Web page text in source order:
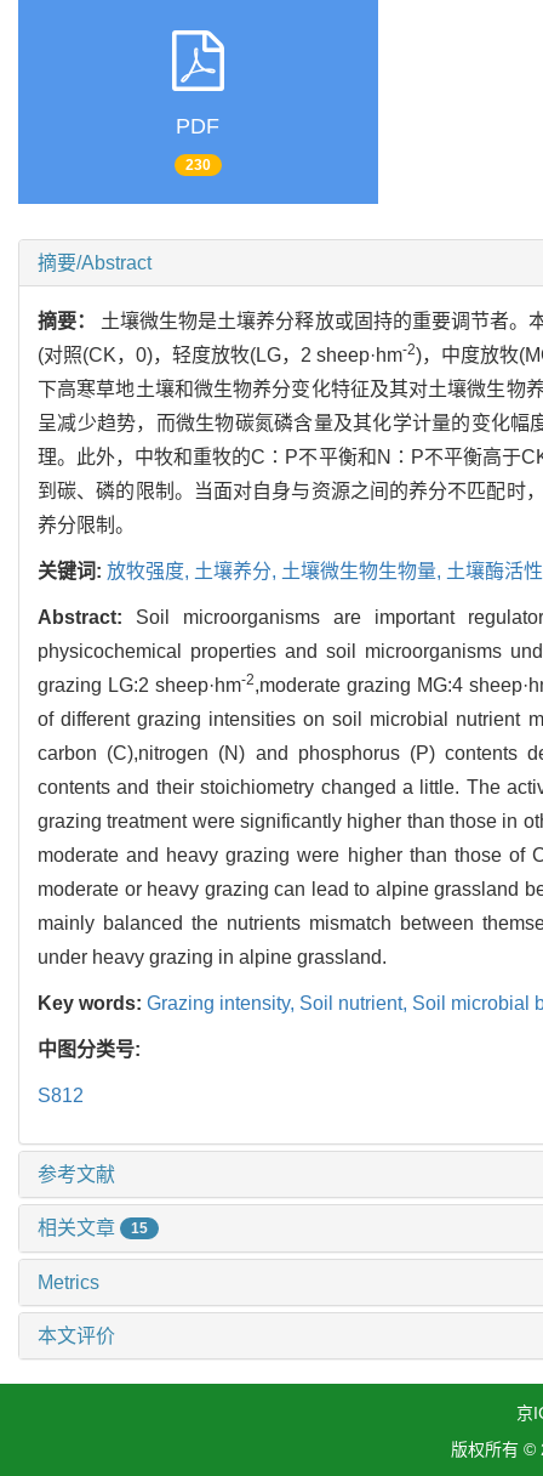
PDF
230
摘要/Abstract
摘要： 土壤微生物是土壤养分释放或固持的重要调节者。
(对照(CK，0)，轻度放牧(LG，2 sheep·hm-2)，中度放牧
下高寒草地土壤和微生物养分变化特征及其对土壤微生物
呈减少趋势，而微生物碳氮磷含量及其化学计量的变化
理。此外，中牧和重牧的C∶P不平衡和N∶P不平衡高于
到碳、磷的限制。当面对自身与资源之间的养分不匹配时
养分限制。
关键词: 放牧强度, 土壤养分, 土壤微生物生物量, 土壤酶活
Abstract: Soil microorganisms are important
physicochemical properties and soil microorganisms
grazing LG:2 sheep·hm-2,moderate grazing MG:4
of different grazing intensities on soil microbial nutrient
carbon (C),nitrogen (N) and phosphorus (P) contents
contents and their stoichiometry changed a little. The
grazing treatment were significantly higher than those in
moderate and heavy grazing were higher than those of
moderate or heavy grazing can lead to alpine grassland
mainly balanced the nutrients mismatch between
under heavy grazing in alpine grassland.
Key words: Grazing intensity, Soil nutrient, Soil microbial
中图分类号:
S812
参考文献
相关文章 15
Metrics
本文评价
京
版权所有 ©